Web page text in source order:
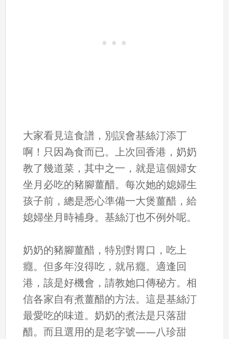
大家看見這食譜，別誤會基絲汀添丁
啊！只因為食而已。上次回香港，奶奶
教了幾道菜，其中之一，就是這個婦女
坐月必吃的豬腳薑醋。每次她的媳婦生
孩子前，總是悉心準備一大煲薑醋，給
媳婦坐月時補身。基絲汀也不例外呢。
奶奶的豬腳薑醋，特別對胃口，吃上
癮。但多年沒得吃，就吊癮。適逢回
港，該是好機會，請教她口傳秘方。相
信各家自有煮薑醋的方法。這是基絲汀
最愛吃的味道。奶奶的煮法是只落甜
醋。而且選用的是老字號——八珍甜